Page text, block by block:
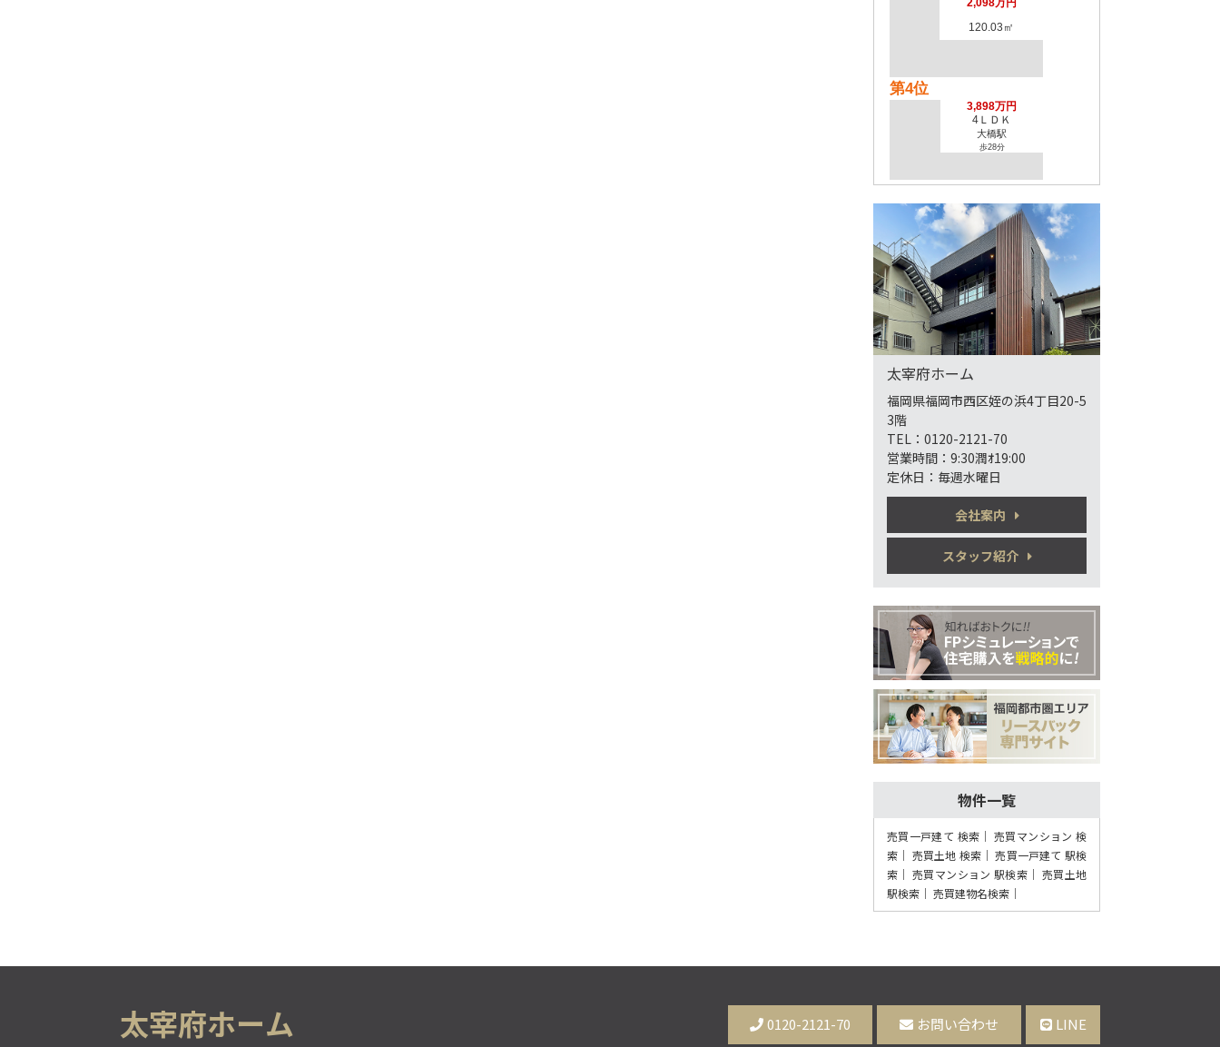
太宰府ホーム
福岡県福岡市西区姪の浜4丁目20-5
3階
TEL：0120-2121-70
営業時間：9:30潤ｵ19:00
定休日：毎週水曜日
会社案内
スタッフ紹介
物件一覧
売買一戸建て 検索
売買マンション 検
索
売買土地 検索
売買一戸建て 駅検
索
売買マンション 駅検索
売買土地
駅検索
売買建物名検索
0120-2121-70 お問い合わせ LINE